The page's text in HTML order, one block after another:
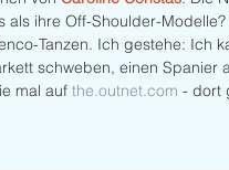
als ihre Off-Shoulder-
Tanzen. Ich gestehe: Ich
schweben, einen Spanier
mal auf the.outnet.com - dort